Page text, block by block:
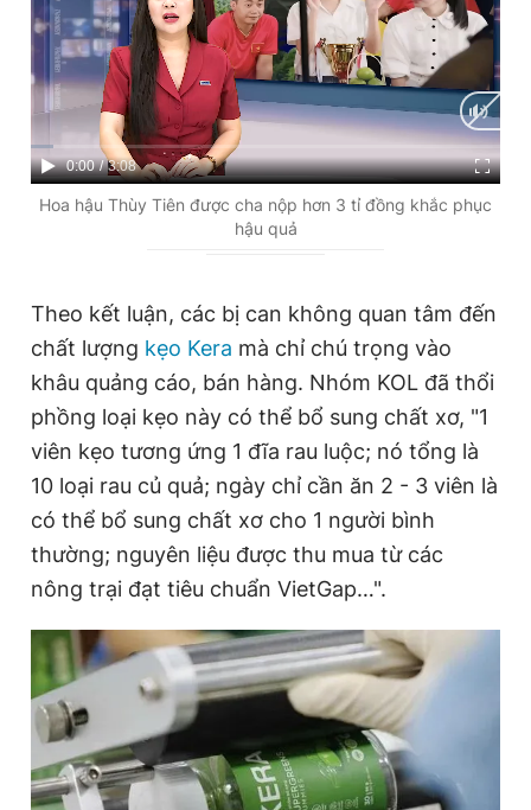
C
u
e
n
t
T
i
m
e
0:00 / D
u
t
i
o
n
3:08
Hoa hậu Thùy Tiên được cha nộp hơn 3 tỉ đồng khắc phục
hậu quả
Theo kết luận, các bị can không quan tâm đến
chất lượng kẹo Kera mà chỉ chú trọng vào
khâu quảng cáo, bán hàng. Nhóm KOL đã thổi
phồng loại kẹo này có thể bổ sung chất xơ, "1
viên kẹo tương ứng 1 đĩa rau luộc; nó tổng là
10 loại rau củ quả; ngày chỉ cần ăn 2 - 3 viên là
có thể bổ sung chất xơ cho 1 người bình
thường; nguyên liệu được thu mua từ các
nông trại đạt tiêu chuẩn VietGap…".